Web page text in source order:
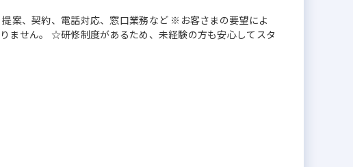
案、契約、電話対応、窓口業務など ※お客さまの要望によ
ません。 ☆研修制度があるため、未経験の方も安心してスタ